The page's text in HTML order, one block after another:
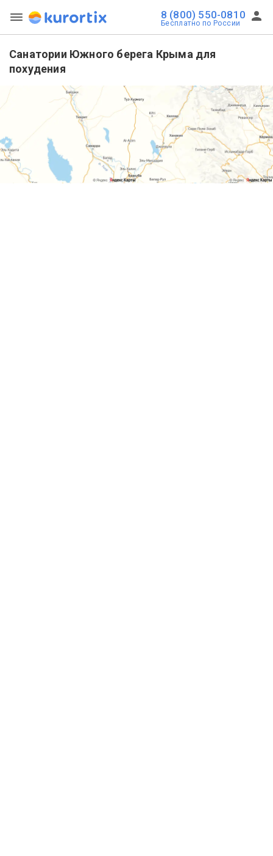
8 (800) 550-0810
Бесплатно по России
Санатории Южного берега Крыма для
похудения